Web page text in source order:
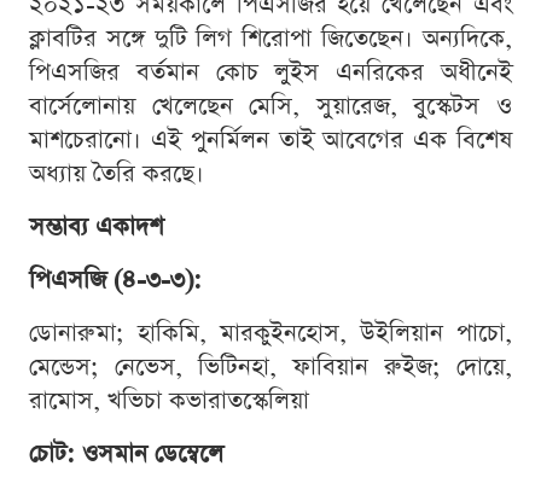
ক্লাবটির সঙ্গে দুটি লিগ শিরোপা জিতেছেন। অন্যদিকে,
পিএসজির বর্তমান কোচ লুইস এনরিকের অধীনেই
বার্সেলোনায় খেলেছেন মেসি, সুয়ারেজ, বুস্কেটস ও
মাশচেরানো। এই পুনর্মিলন তাই আবেগের এক বিশেষ
অধ্যায় তৈরি করছে।
সম্ভাব্য একাদশ
পিএসজি (৪-৩-৩):
ডোনারুমা; হাকিমি, মারকুইনহোস, উইলিয়ান পাচো,
মেন্ডেস; নেভেস, ভিটিনহা, ফাবিয়ান রুইজ; দোয়ে,
রামোস, খভিচা কভারাতস্কেলিয়া
চোট: ওসমান ডেম্বেলে